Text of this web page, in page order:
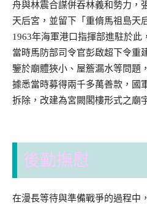
舟與林震合謀併吞林義和勢力，
天后宮，並留下「重脩馬祖島天
1963年海軍港口指揮部進駐於此
當時馬防部司令官彭啟超下令重
鑒於廟體狹小、屋簷漏水等問題
據悉當時募得兩千多萬善款，國
拆除，改建為宮闕閣樓形式之廟
後勤撫慰
在漫長等待與準備戰爭的過程中